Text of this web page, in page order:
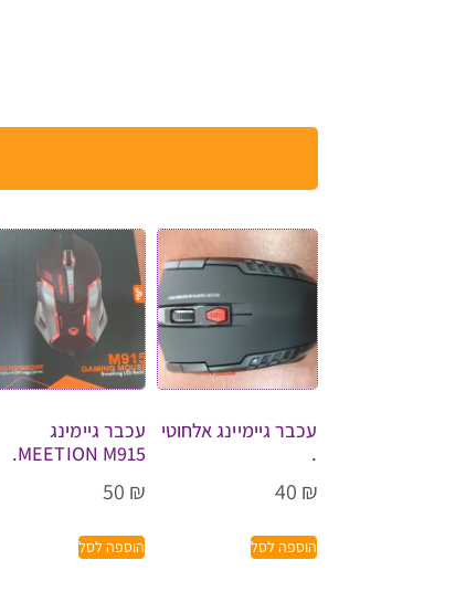
עכבר גיימיינג אלחוטי
.
40 ₪
הוספה לסל
עכבר גיימינג
MEETION M915.
50 ₪
הוספה לסל